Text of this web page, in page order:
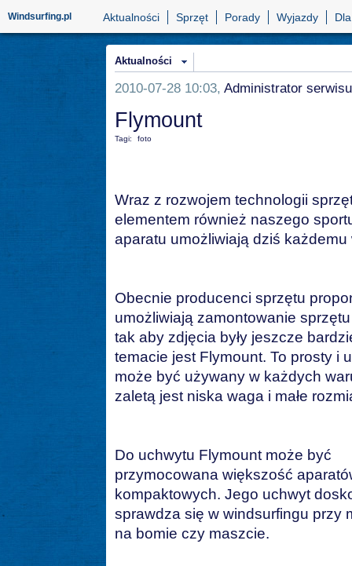
Windsurfing.pl Aktualności Sprzęt Porady Wyjazdy
Aktualności
2010-07-28 10:03, Administrator serwisu
Flymount
Tagi: foto
Wraz z rozwojem technologii
elementem również naszego
aparatu umożliwiają dziś
Obecnie producenci sprzętu
umożliwiają zamontowanie
tak aby zdjęcia były jeszcze
temacie jest Flymount. To prosty i
może być używany w każdych
zaletą jest niska waga i małe
Do uchwytu Flymount może być
przymocowana większość
kompaktowych. Jego uchwyt
sprawdza się w windsurfingu przy
na bomie czy maszcie.